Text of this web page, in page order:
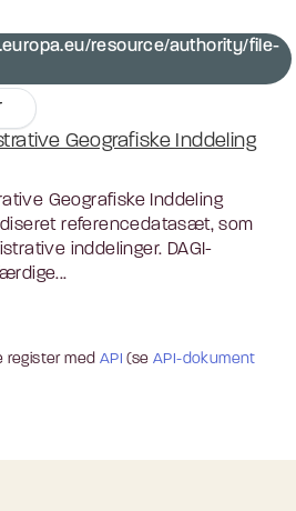
resource/authority/file-
Geografiske Inddeling
Geografiske Inddeling
referencedatasæt, som
inddelinger. DAGI-
register med API (seAPI-dokument